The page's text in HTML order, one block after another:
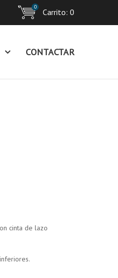
Carrito:
0
0
CONTACTAR
cinta de lazo